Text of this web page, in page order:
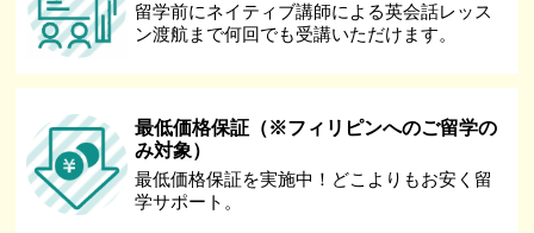
留学前にネイティブ講師による英会話レッス
ン渡航まで何回でも受講いただけます。
最低価格保証（※フィリピンへのご留学の
み対象）
最低価格保証を実施中！どこよりもお安く留
学サポート。